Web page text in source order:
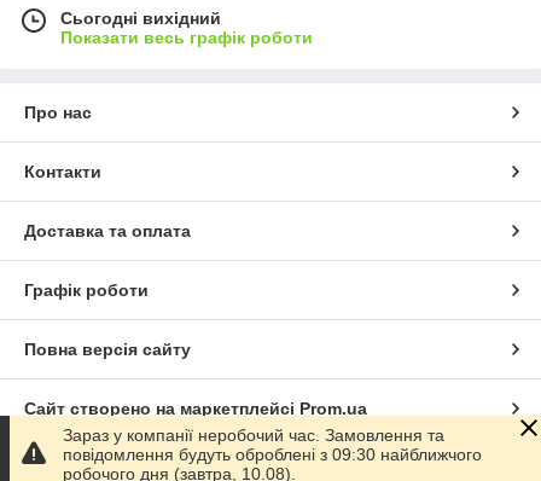
Сьогодні вихідний
Показати весь графік роботи
Про нас
Контакти
Доставка та оплата
Графік роботи
Повна версія сайту
Сайт створено на маркетплейсі Prom.ua
Політика конфіденційності
Зараз у компанії неробочий час. Замовлення та
повідомлення будуть оброблені з 09:30 найближчого
робочого дня (завтра, 10.08).